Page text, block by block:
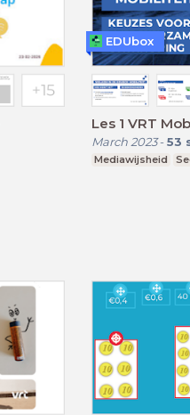
Les 1 VRT
March 2023- 53
Mediawijsheid
EDUbox